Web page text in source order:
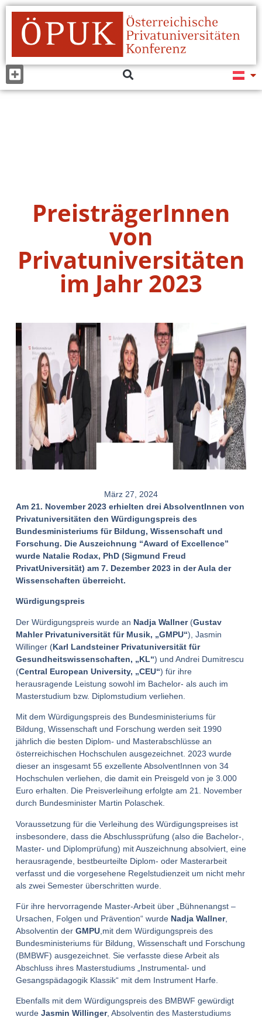
PreisträgerInnen
von
Privatuniversitäten
im Jahr 2023
März 27, 2024
Am 21. November 2023 erhielten drei AbsolventInnen von
Privatuniversitäten den Würdigungspreis des
Bundesministeriums für Bildung, Wissenschaft und
Forschung. Die Auszeichnung “Award of Excellence”
wurde Natalie Rodax, PhD (Sigmund Freud
PrivatUniversität) am 7. Dezember 2023 in der Aula der
Wissenschaften überreicht.
Würdigungspreis
Der Würdigungspreis wurde an Nadja Wallner(Gustav
Mahler Privatuniversität für Musik, „GMPU“), Jasmin
Willinger (Karl Landsteiner Privatuniversität für
Gesundheitswissenschaften, „KL“) und Andrei Dumitrescu
(Central European University, „CEU“) für ihre
herausragende Leistung sowohl im Bachelor- als auch im
Masterstudium bzw. Diplomstudium verliehen.
Mit dem Würdigungspreis des Bundesministeriums für
Bildung, Wissenschaft und Forschung werden seit 1990
jährlich die besten Diplom- und Masterabschlüsse an
österreichischen Hochschulen ausgezeichnet. 2023 wurde
dieser an insgesamt 55 exzellente AbsolventInnen von 34
Hochschulen verliehen, die damit ein Preisgeld von je 3.000
Euro erhalten. Die Preisverleihung erfolgte am 21. November
durch Bundesminister Martin Polaschek.
Voraussetzung für die Verleihung des Würdigungspreises ist
insbesondere, dass die Abschlussprüfung (also die Bachelor-,
Master- und Diplomprüfung) mit Auszeichnung absolviert, eine
herausragende, bestbeurteilte Diplom- oder Masterarbeit
verfasst und die vorgesehene Regelstudienzeit um nicht mehr
als zwei Semester überschritten wurde.
Für ihre hervorragende Master-Arbeit über „Bühnenangst –
Ursachen, Folgen und Prävention“ wurde Nadja Wallner,
Absolventin derGMPU,mit dem Würdigungspreis des
Bundesministeriums für Bildung, Wissenschaft und Forschung
(BMBWF) ausgezeichnet. Sie verfasste diese Arbeit als
Abschluss ihres Masterstudiums „Instrumental- und
Gesangspädagogik Klassik“ mit dem Instrument Harfe.
Ebenfalls mit dem Würdigungspreis des BMBWF gewürdigt
wurde Jasmin Willinger, Absolventin des Masterstudiums